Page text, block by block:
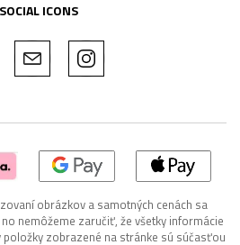
SOCIAL ICONS
obrázkov a samotných cenách sa
nemôžeme zaručiť, že všetky informácie
položky zobrazené na stránke sú súčasťou